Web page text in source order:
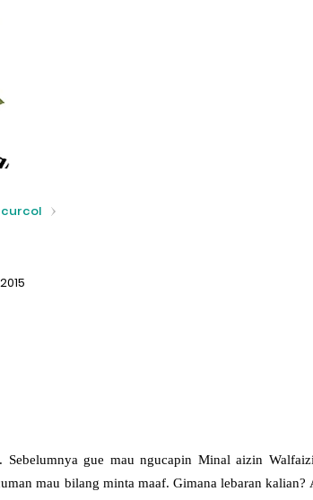
curcol
Sebelumnya gue mau ngucapin Minal aizin
mau bilang minta maaf. Gimana lebaran kalian?